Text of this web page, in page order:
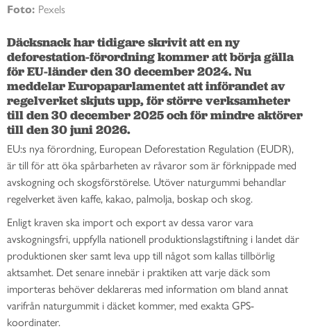
Foto: Pexels
Däcksnack har tidigare skrivit att en ny
deforestation-förordning kommer att börja gälla
för EU-länder den 30 december 2024. Nu
meddelar Europaparlamentet att införandet av
regelverket skjuts upp, för större verksamheter
till den 30 december 2025 och för mindre aktörer
till den 30 juni 2026.
EU:s nya förordning, European Deforestation Regulation (EUDR),
är till för att öka spårbarheten av råvaror som är förknippade med
avskogning och skogsförstörelse. Utöver naturgummi behandlar
regelverket även kaffe, kakao, palmolja, boskap och skog.
Enligt kraven ska import och export av dessa varor vara
avskogningsfri, uppfylla nationell produktionslagstiftning i landet där
produktionen sker samt leva upp till något som kallas tillbörlig
aktsamhet. Det senare innebär i praktiken att varje däck som
importeras behöver deklareras med information om bland annat
varifrån naturgummit i däcket kommer, med exakta GPS-
koordinater.